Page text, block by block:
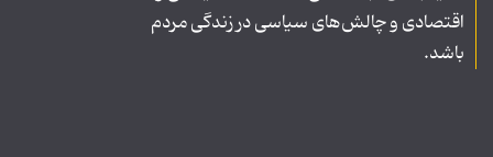
اقتصادی و چالش‌های سیاسی در زندگی مردم
باشد.